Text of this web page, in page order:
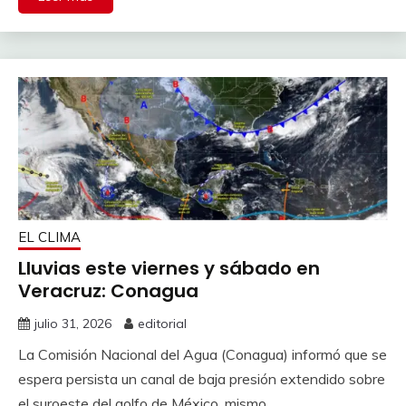
EL CLIMA
Lluvias este viernes y sábado en
Veracruz: Conagua
julio 31, 2026 editorial
La Comisión Nacional del Agua (Conagua) informó que se
espera persista un canal de baja presión extendido sobre